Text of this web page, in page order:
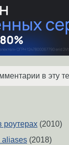
в эту
роутерах (2010)
aliases (2018)